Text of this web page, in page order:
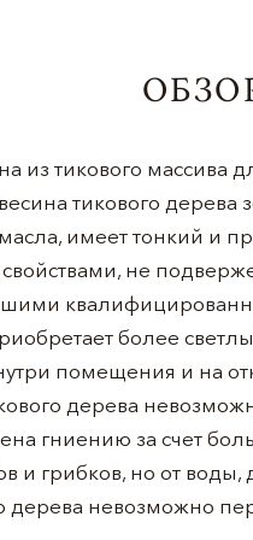
из тикового массива
тикового дерева
имеет тонкий и
не
более
помещения и на
дерева
гниению за счет
и грибков, но от воды,
дерева невозможно